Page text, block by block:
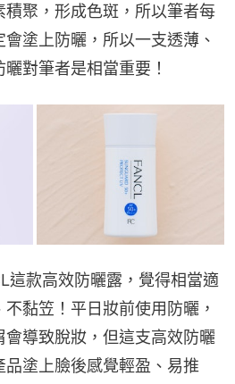
積聚，形成色斑，所以筆者每
塗上防曬，所以一支透薄、
對筆者是相當重要！
這款高效防曬露，覺得相當適
黏笠！平日妝前使用防曬，
導致脫妝，但這支高效防曬
塗上臉後感覺輕盈、易推